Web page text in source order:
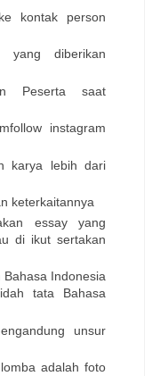
kontak person
yang diberikan
Peserta saat
instagram
karya lebih dari
keterkaitannya
essay yang
di ikut sertakan
Indonesia
tata Bahasa
unsur
adalah foto